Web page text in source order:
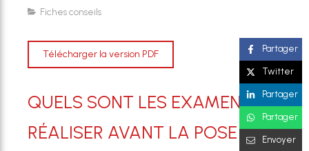
Fiches conseils
Télécharger la version PDF
QUELS SONT LES EXAMENS À
RÉALISER AVANT LA POSE D’UN
Partager
Twitter
Partager
Partager
Envoyer